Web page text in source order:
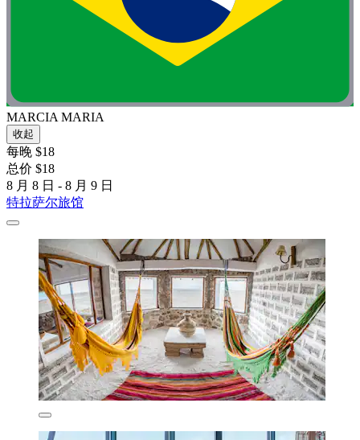
MARCIA MARIA
收起
每晚 $18
总价 $18
8 月 8 日 - 8 月 9 日
特拉萨尔旅馆